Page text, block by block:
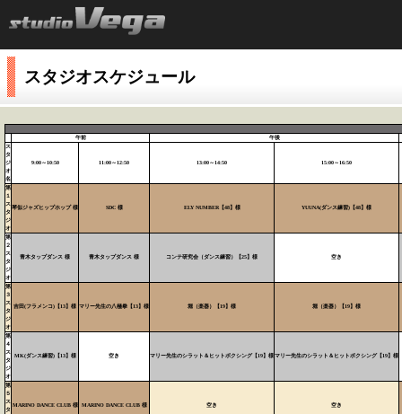
スタジオスケジュール
午前
午後
ス
タ
ジ
オ
名
9:00～10:50 11:00～12:50 13:00～14:50 15:00～16:50
第
１
ス
タ
ジ
オ
琴似ジャズヒップホップ 様 SDC 様 ELY NUMBER【48】様 YUUNA(ダンス練習)【48】様
第
２
ス
タ
ジ
オ
青木タップダンス 様 青木タップダンス 様 コンテ研究会（ダンス練習）【25】様 空き
第
３
ス
タ
ジ
オ
吉田(フラメンコ)【13】様 マリー先生の八極拳【13】様 堀（楽器）【19】様 堀（楽器）【19】様
第
４
ス
タ
ジ
オ
MK(ダンス練習)【13】様 空き マリー先生のシラット＆ヒットボクシング【19】様マリー先生のシラット＆ヒットボクシング【19】様
第
５
ス
タ
MARINO DANCE CLUB 様 MARINO DANCE CLUB 様 空き 空き